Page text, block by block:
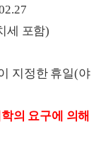
세 포함)
지정한 휴일(야
의 요구에 의해